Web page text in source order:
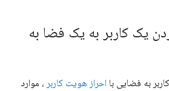
یک کاربر به یک فضا به
به فضایی با احراز هویت کاربر ، موارد